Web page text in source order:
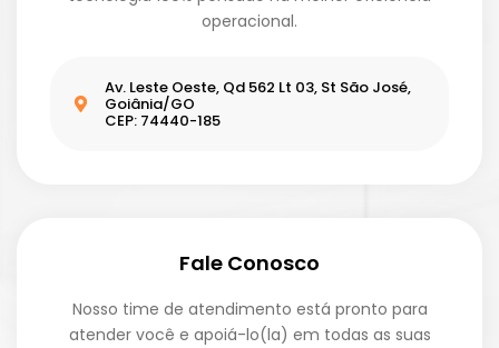
operacional.
Av. Leste Oeste, Qd 562 Lt 03, St São José,
Goiânia/GO
CEP: 74440-185
Fale Conosco
Nosso time de atendimento está pronto para
atender você e apoiá-lo(la) em todas as suas